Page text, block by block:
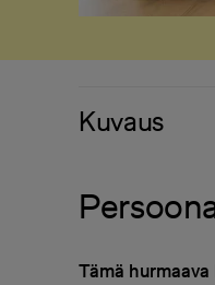
Kuvaus
Tämä